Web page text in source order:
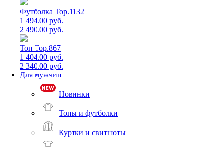
Футболка Top.1132
1 494.00 руб.
2 490.00 руб.
Топ Top.867
1 404.00 руб.
2 340.00 руб.
Для мужчин
Новинки
Топы и футболки
Куртки и свитшоты